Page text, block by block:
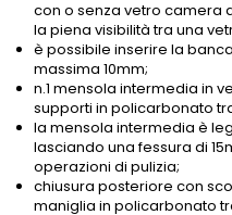
con o senza vetro camera
la piena visibilità tra una
è possibile inserire la
massima 10mm;
n.1 mensola intermedia in
supporti in policarbonato
la mensola intermedia è
lasciando una fessura di
operazioni di pulizia;
chiusura posteriore con
maniglia in policarbonato